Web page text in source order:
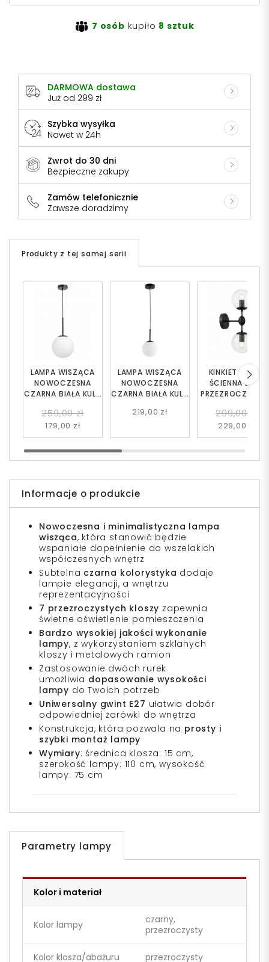
7 osób kupiło 8 sztuk
DARMOWA dostawa
Już od 299 zł
Szybka wysyłka
Nawet w 24h
Zwrot do 30 dni
Bezpieczne zakupy
Zamów telefonicznie
Zawsze doradzimy
Produkty z tej samej serii
LAMPA WISZĄCA
NOWOCZESNA
CZARNA BIAŁA KULA
219,00 zł
LAMPA WISZĄCA
NOWOCZESNA
CZARNA BIAŁA KULA
259,00 zł
179,00 zł
KINKIET LAMPA
ŚCIENNA LOFT
W2
299,00 zł
229,00 zł
Informacje o produkcie
Nowoczesna i minimalistyczna lampa
wisząca, która stanowić będzie
wspaniałe dopełnienie do wszelakich
współczesnych wnętrz
Subtelna czarna kolorystyka dodaje
lampie elegancji, a wnętrzu
reprezentacyjności
7 przezroczystych kloszy zapewnia
świetne oświetlenie pomieszczenia
Bardzo wysokiej jakości wykonanie
lampy, z wykorzystaniem szklanych
kloszy i metalowych ramion
Zastosowanie dwóch rurek
umożliwia dopasowanie wysokości
lampy do Twoich potrzeb
Uniwersalny gwint E27 ułatwia dobór
odpowiedniej żarówki do wnętrza
Konstrukcja, która pozwala na prosty i
szybki montaż lampy
Wymiary: średnica klosza: 15 cm,
szerokość lampy: 110 cm, wysokość
lampy: 75 cm
Parametry lampy
Kolor i materiał
Kolor lampy
czarny,
przezroczysty
Kolor klosza/abażuru przezroczysty